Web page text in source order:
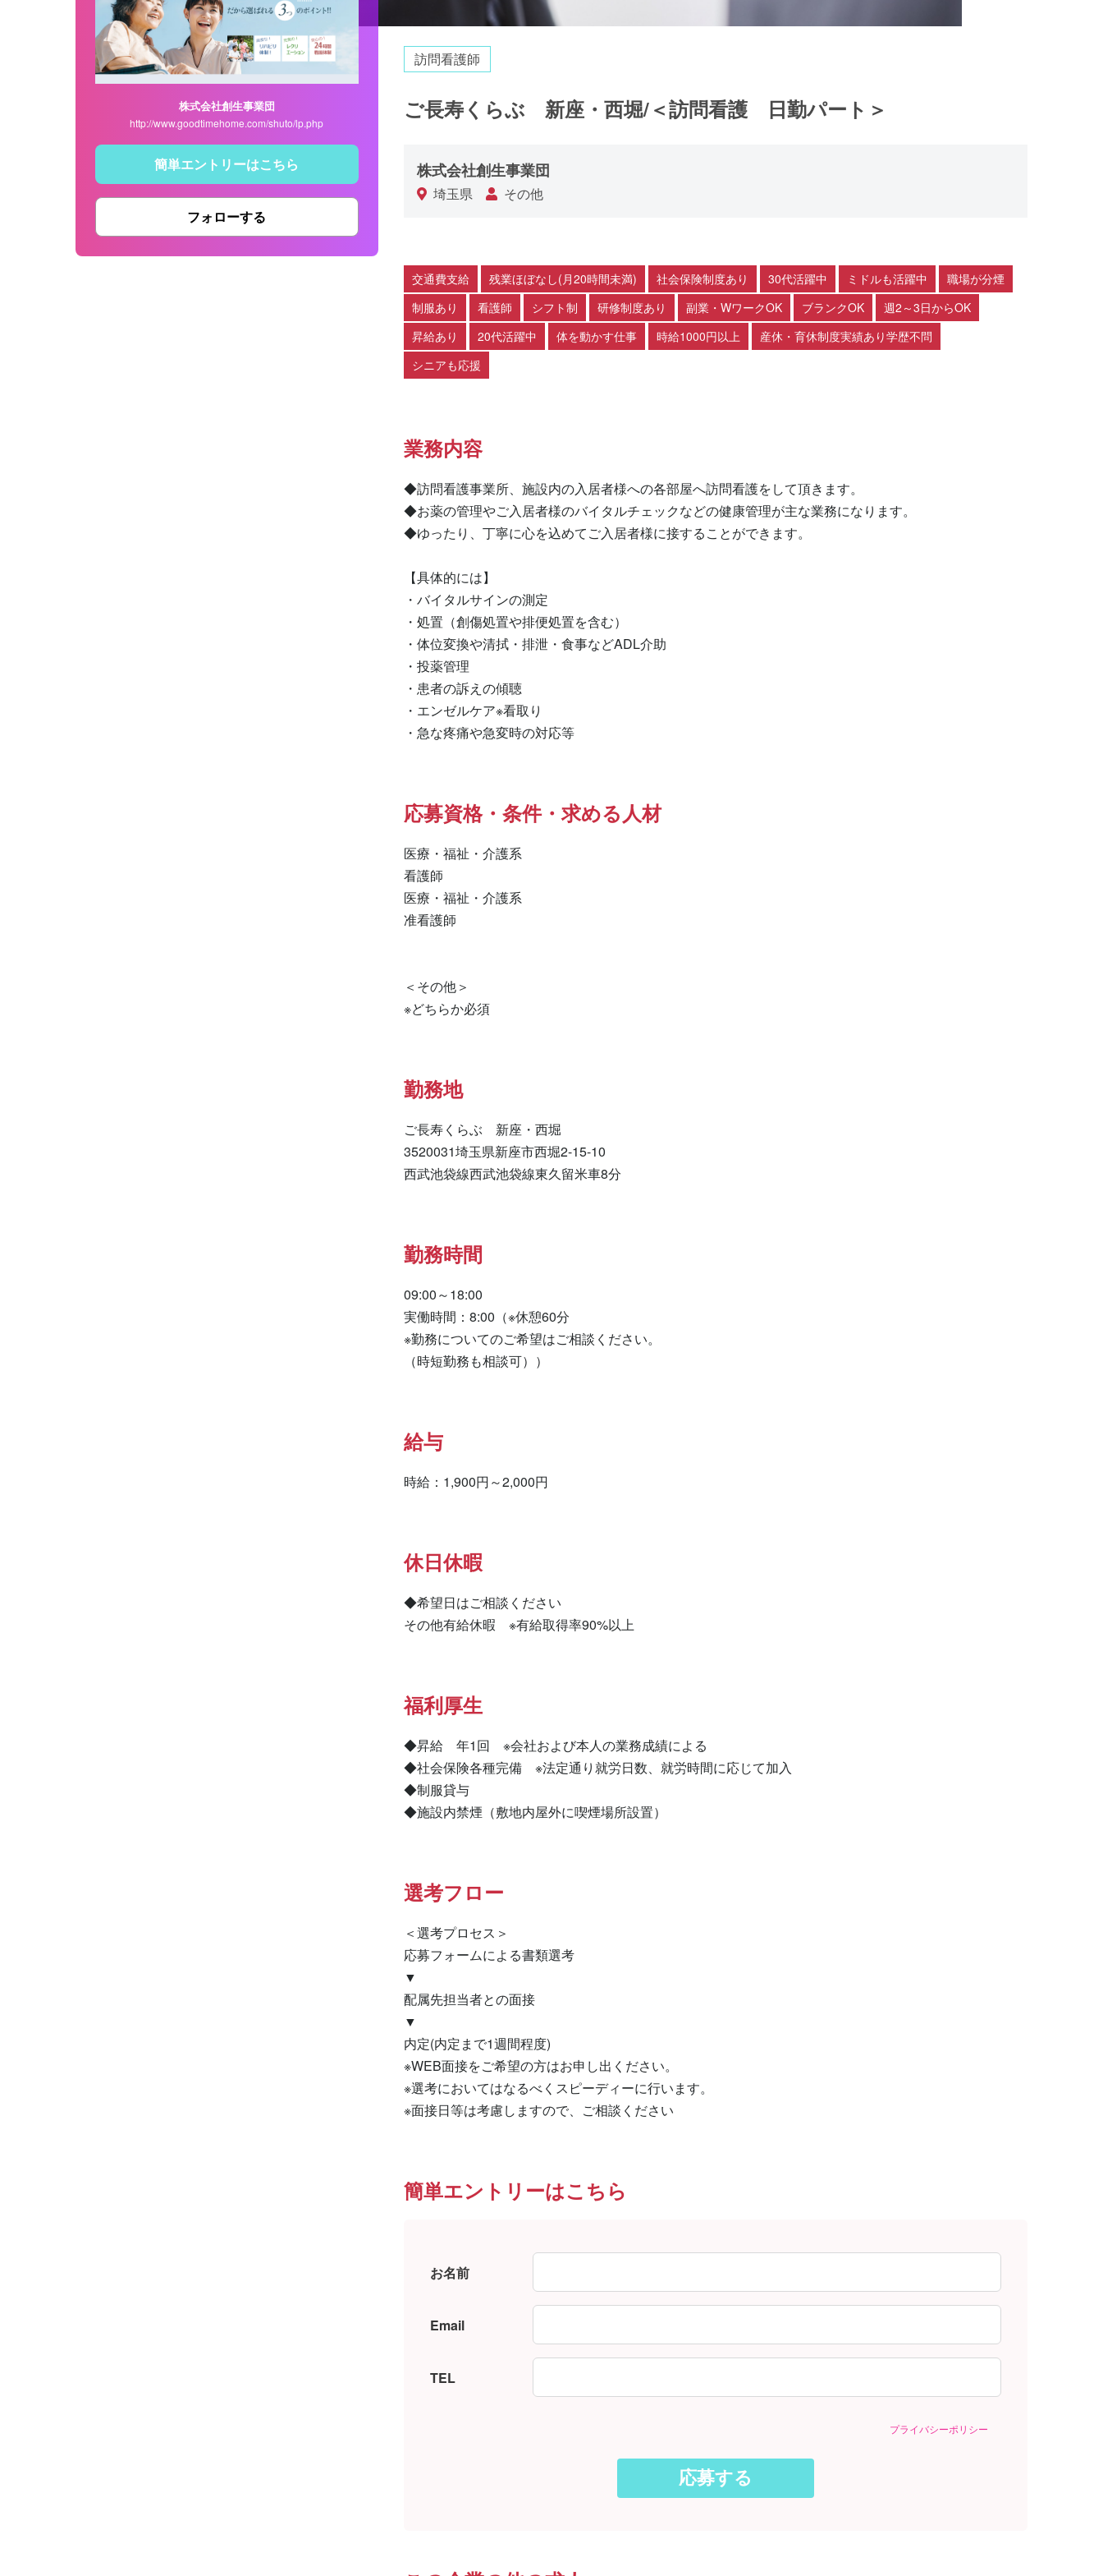
株式会社創生事業団
http://www.goodtimehome.com/shuto/lp.php
簡単エントリーはこちら
フォローする
訪問看護師
ご長寿くらぶ 新座・西堀/＜訪問看護 日勤パート＞
株式会社創生事業団
埼玉県 その他
交通費支給 残業ほぼなし(月20時間未満) 社会保険制度あり 30代活躍中 ミドルも活躍中
職場が分煙
制服あり
看護師 シフト制 研修制度あり 副業・WワークOK ブランクOK
週2～3日からOK
昇給あり
20代活躍中 体を動かす仕事 時給1000円以上
産休・育休制度実績あり学歴不問
シニアも応援
業務内容
◆訪問看護事業所、施設内の入居者様への各部屋へ訪問看護をして頂きます。
◆お薬の管理やご入居者様のバイタルチェックなどの健康管理が主な業務になります。
◆ゆったり、丁寧に心を込めてご入居者様に接することができます。
【具体的には】
・バイタルサインの測定
・処置（創傷処置や排便処置を含む）
・体位変換や清拭・排泄・食事などADL介助
・投薬管理
・患者の訴えの傾聴
・エンゼルケア※看取り
・急な疼痛や急変時の対応等
応募資格・条件・求める人材
医療・福祉・介護系
看護師
医療・福祉・介護系
准看護師
＜その他＞
※どちらか必須
勤務地
ご長寿くらぶ　新座・西堀
3520031埼玉県新座市西堀2-15-10
西武池袋線西武池袋線東久留米車8分
勤務時間
09:00～18:00
実働時間：8:00（※休憩60分
※勤務についてのご希望はご相談ください。
（時短勤務も相談可））
給与
時給：1,900円～2,000円
休日休暇
◆希望日はご相談ください
その他有給休暇　※有給取得率90%以上
福利厚生
◆昇給　年1回　※会社および本人の業務成績による
◆社会保険各種完備　※法定通り就労日数、就労時間に応じて加入
◆制服貸与
◆施設内禁煙（敷地内屋外に喫煙場所設置）
選考フロー
＜選考プロセス＞
応募フォームによる書類選考
▼
配属先担当者との面接
▼
内定(内定まで1週間程度)
※WEB面接をご希望の方はお申し出ください。
※選考においてはなるべくスピーディーに行います。
※面接日等は考慮しますので、ご相談ください
簡単エントリーはこちら
お名前
Email
TEL
プライバシーポリシー